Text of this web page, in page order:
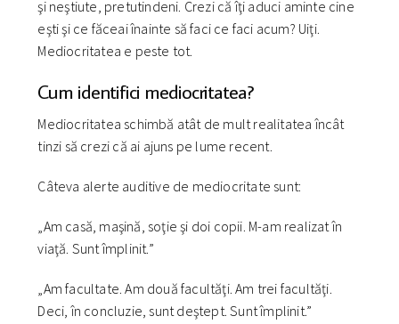
şi neştiute, pretutindeni. Crezi că îţi aduci aminte cine
eşti şi ce făceai înainte să faci ce faci acum? Uiţi.
Mediocritatea e peste tot.
Cum identifici mediocritatea?
Mediocritatea schimbă atât de mult realitatea încât
tinzi să crezi că ai ajuns pe lume recent.
Câteva alerte auditive de mediocritate sunt:
„Am casă, maşină, soţie şi doi copii. M-am realizat în
viaţă. Sunt împlinit.”
„Am facultate. Am două facultăţi. Am trei facultăţi.
Deci, în concluzie, sunt deştept. Sunt împlinit.”